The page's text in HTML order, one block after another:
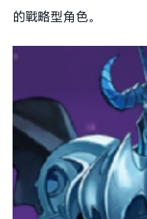
的戰略型角色。